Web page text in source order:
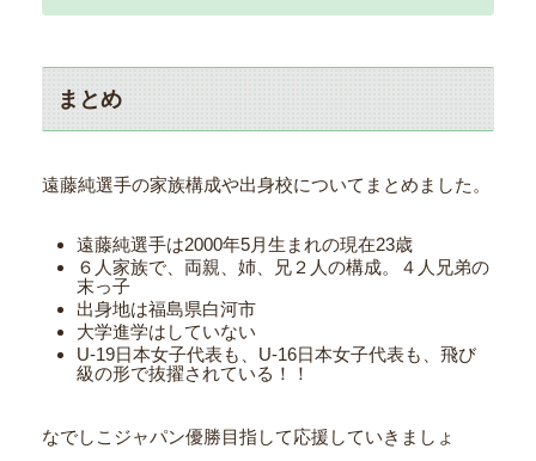
まとめ
遠藤純選手の家族構成や出身校についてまとめました。
遠藤純選手は2000年5月生まれの現在23歳
６人家族で、両親、姉、兄２人の構成。４人兄弟の
末っ子
出身地は福島県白河市
大学進学はしていない
U-19日本女子代表も、U-16日本女子代表も、飛び
級の形で抜擢されている！！
なでしこジャパン優勝目指して応援していきましょ